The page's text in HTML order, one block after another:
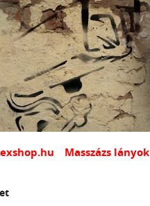
Masszázs lányok